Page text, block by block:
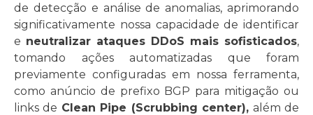
de detecção e análise de anomalias, aprimorando
significativamente nossa capacidade de identificar
e neutralizar ataques DDoS mais sofisticados,
tomando ações automatizadas que foram
previamente configuradas em nossa ferramenta,
como anúncio de prefixo BGP para mitigação ou
links de Clean Pipe (Scrubbing center), além de